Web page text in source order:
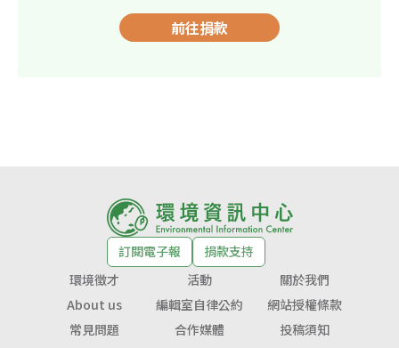
前往捐款
訂閱電子報
捐款支持
環境徵才
活動
關於我們
About us
編輯室自律公約
網站授權條款
常見問題
合作媒體
投稿須知